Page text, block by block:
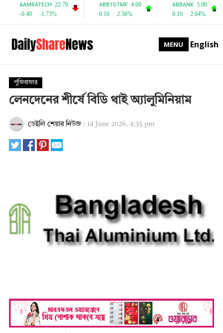
MENU English
পুঁজিবাজার
লেনদেনের শীর্ষে বিডি থাই অ্যালুমিনিয়াম
ডেইলি শেয়ার নিউজ: 14 June 2026, 4:35 pm